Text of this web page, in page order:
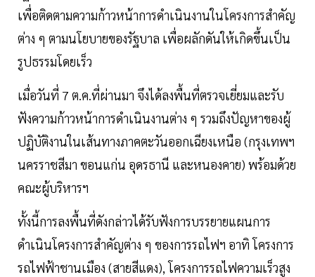
เพื่อติดตามความก้าวหน้าการดำเนินงานในโครงการสำคัญ
ต่าง ๆ ตามนโยบายของรัฐบาล เพื่อผลักดันให้เกิดขึ้นเป็น
รูปธรรมโดยเร็ว
เมื่อวันที่ 7 ต.ค.ที่ผ่านมา จึงได้ลงพื้นที่ตรวจเยี่ยมและรับ
ฟังความก้าวหน้าการดำเนินงานต่าง ๆ รวมถึงปัญหาของผู้
ปฏิบัติงานในเส้นทางภาคตะวันออกเฉียงเหนือ (กรุงเทพฯ
นครราชสีมา ขอนแก่น อุดรธานี และหนองคาย) พร้อมด้วย
คณะผู้บริหารฯ
ทั้งนี้การลงพื้นที่ดังกล่าวได้รับฟังการบรรยายแผนการ
ดำเนินโครงการสำคัญต่าง ๆ ของการรถไฟฯ อาทิ โครงการ
รถไฟฟ้าชานเมือง (สายสีแดง), โครงการรถไฟความเร็วสูง